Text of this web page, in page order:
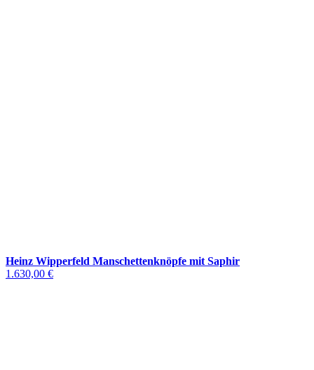
Heinz Wipperfeld Manschettenknöpfe mit Saphir
1.630,00 €